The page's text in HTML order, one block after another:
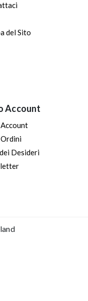
del Sito
Account
Desideri